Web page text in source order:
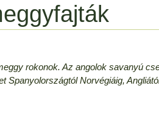
rokonok. Az angolok savanyú
Spanyolországtól Norvégiáig,